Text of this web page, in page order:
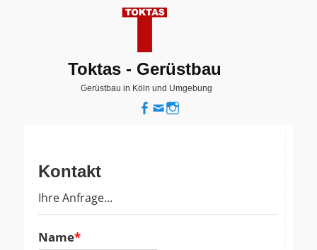
Toktas - Gerüstbau
Gerüstbau in Köln und Umgebung
Facebook
E-
Mail-
Kontakt
Ihre Anfrage...
Name